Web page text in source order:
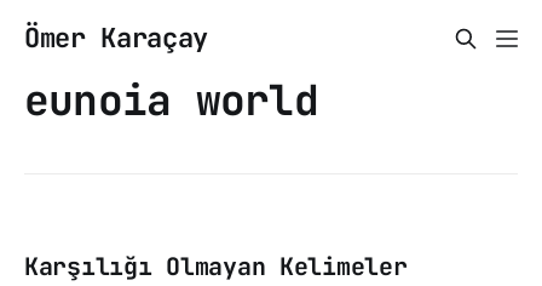
Ömer Karaçay
eunoia world
Karşılığı Olmayan Kelimeler